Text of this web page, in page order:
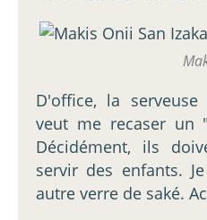
D'office, la
veut me recaser un
Décidément, ils
servir des enfants.
autre verre de saké.